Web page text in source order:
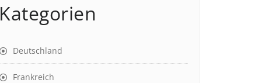
Kategorien
Deutschland
Frankreich